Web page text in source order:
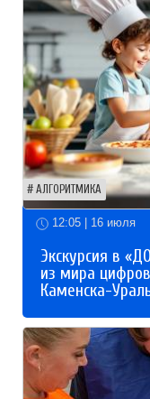
АЛГОРИТМИКА
12:05 | 16 июля
Экскурсия в
из мира
Каменска-